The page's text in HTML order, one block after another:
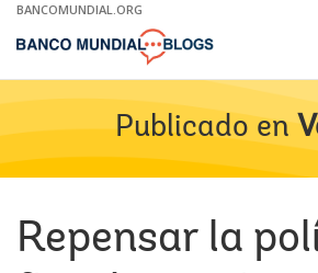
Skip
Main
BANCOMUNDIAL.ORG
Publicado en
Repensar la